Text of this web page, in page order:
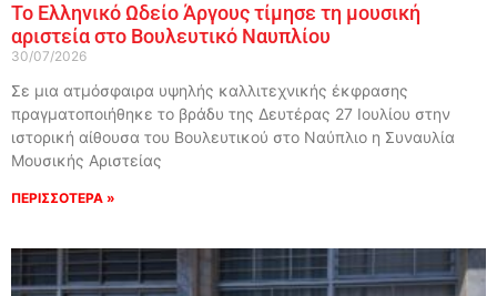
Το Ελληνικό Ωδείο Άργους τίμησε τη μουσική
αριστεία στο Βουλευτικό Ναυπλίου
30/07/2026
Σε μια ατμόσφαιρα υψηλής καλλιτεχνικής έκφρασης
πραγματοποιήθηκε το βράδυ της Δευτέρας 27 Ιουλίου στην
ιστορική αίθουσα του Βουλευτικού στο Ναύπλιο η Συναυλία
Μουσικής Αριστείας
ΠΕΡΙΣΣΟΤΕΡΑ »